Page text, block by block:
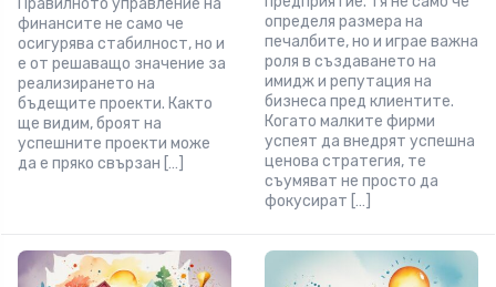
Правилното управление на
финансите не само че
осигурява стабилност, но и
е от решаващо значение за
реализирането на
бъдещите проекти. Както
ще видим, броят на
успешните проекти може
да е пряко свързан […]
определя размера на
печалбите, но и играе важна
роля в създаването на
имидж и репутация на
бизнеса пред клиентите.
Когато малките фирми
успеят да внедрят успешна
ценова стратегия, те
съумяват не просто да
фокусират […]